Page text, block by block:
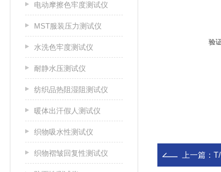
电动摩擦色牢度测试仪
MST服装压力测试仪
水洗色牢度测试仪
耐静水压测试仪
纺织品热阻湿阻测试仪
暖体出汗假人测试仪
织物吸水性测试仪
织物褶皱回复性测试仪
验
上一篇：